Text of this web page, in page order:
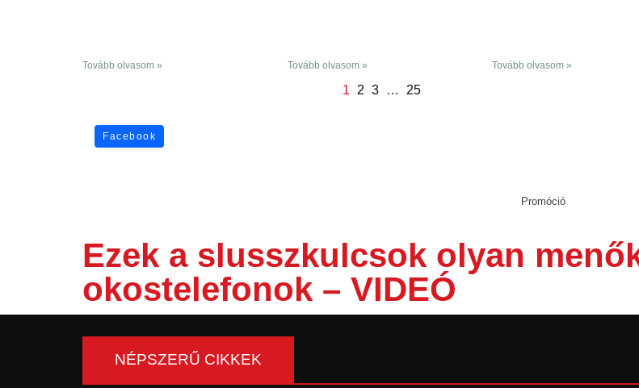
Tovább olvasom » Tovább olvasom » Tovább olvasom »
1 2 3 … 25
Facebook
Promóció
Ezek a slusszkulcsok olyan
okostelefonok – VIDEÓ
NÉPSZERŰ CIKKEK